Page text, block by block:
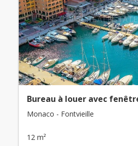
Bureau à louer avec
Monaco - Fontvieille
12 m²